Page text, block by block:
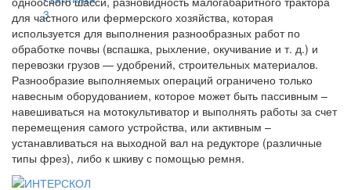
для частного или фермерского хозяйства, которая
используется для выполнения разнообразных работ по
обработке почвы (вспашка, рыхление, окучивание и т. д.) и
перевозки грузов — удобрений, строительных материалов.
Разнообразие выполняемых операций ограничено только
навесным оборудованием, которое может быть пассивным –
навешиваться на мотокультиватор и выполнять работы за счет
перемещения самого устройства, или активным –
устанавливаться на выходной вал на редукторе (различные
типы фрез), либо к шкиву с помощью ремня.